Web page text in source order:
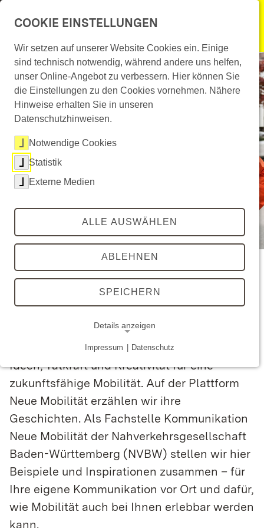
Gebärdensprache
Überspringe Hero-Bühne
2023 Ministerium für Verkehr Baden-Württemberg CC BY-SA
Wir kommunizieren Neue
Mobilität
Unsere Mobilität ist in Bewegung – überall
Menschen engagieren sich mit
Ideen, Tatkraft und Kreativität für eine
zukunftsfähige Mobilität. Auf der Plattform
Neue Mobilität erzählen wir ihre
Geschichten. Als Fachstelle Kommunikation
Neue Mobilität der Nahverkehrsgesellschaft
Baden-Württemberg (NVBW) stellen wir hier
Beispiele und Inspirationen zusammen – für
Ihre eigene Kommunikation vor Ort und dafür,
wie Mobilität auch bei Ihnen erlebbar werden
kann.
COOKIE EINSTELLUNGEN
Wir setzen auf unserer Website Cookies ein. Einige
sind technisch notwendig, während andere uns helfen,
unser Online-Angebot zu verbessern. Hier können Sie
die Einstellungen zu den Cookies vornehmen. Nähere
Hinweise erhalten Sie in unseren
Datenschutzhinweisen.
Notwendige Cookies
Statistik
Externe Medien
ALLE AUSWÄHLEN
ABLEHNEN
SPEICHERN
Details anzeigen
grundlegende Funktionen und sind für die
einwandfreie Funktion der Webseite erforderlich.
STATISTIK
Statistik-Cookies werden zur Analyse und
Optimierung der Webseite verwendet.
Impressum Datenschutz